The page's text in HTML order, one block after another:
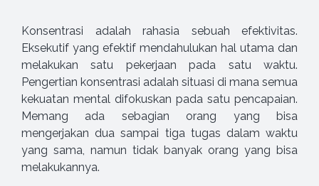
Konsentrasi adalah rahasia sebuah efektivitas.
Eksekutif yang efektif mendahulukan hal utama dan
melakukan satu pekerjaan pada satu waktu.
Pengertian konsentrasi adalah situasi di mana semua
kekuatan mental difokuskan pada satu pencapaian.
Memang ada sebagian orang yang bisa
mengerjakan dua sampai tiga tugas dalam waktu
yang sama, namun tidak banyak orang yang bisa
melakukannya.